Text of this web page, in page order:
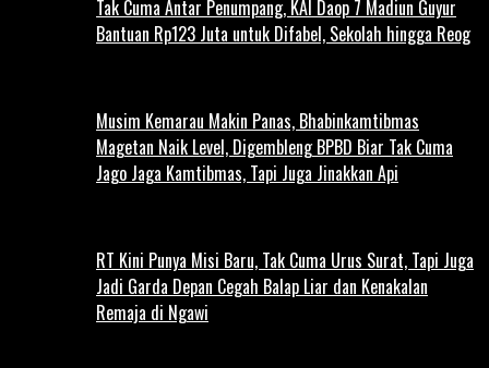
Tak Cuma Antar Penumpang, KAI Daop 7 Madiun Guyur
Bantuan Rp123 Juta untuk Difabel, Sekolah hingga Reog
Musim Kemarau Makin Panas, Bhabinkamtibmas
Magetan Naik Level, Digembleng BPBD Biar Tak Cuma
Jago Jaga Kamtibmas, Tapi Juga Jinakkan Api
RT Kini Punya Misi Baru, Tak Cuma Urus Surat, Tapi Juga
Jadi Garda Depan Cegah Balap Liar dan Kenakalan
Remaja di Ngawi